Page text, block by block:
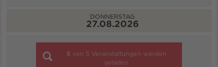
DONNERSTAG
27.08.2026
5 von 5 Veranstaltungen werden
geladen